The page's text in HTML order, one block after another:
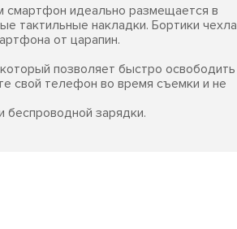
смартфон идеально размещается в
тактильные накладки. Бортики чехла
от царапин.
позволяет быстро освободить
свой телефон во время съемки и не
беспроводной зарядки.